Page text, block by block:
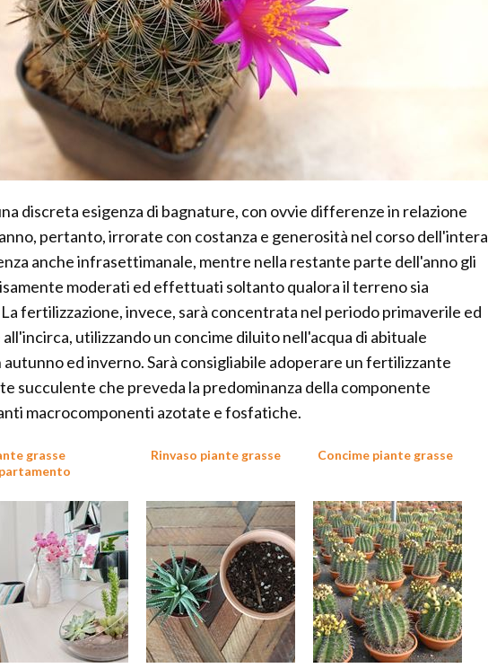
discreta esigenza di bagnature, con ovvie differenze in relazione
pertanto, irrorate con costanza e generosità nel corso dell'intera
anche infrasettimanale, mentre nella restante parte dell'anno gli
moderati ed effettuati soltanto qualora il terreno sia
fertilizzazione, invece, sarà concentrata nel periodo primaverile ed
utilizzando un concime diluito nell'acqua di abituale
ed inverno. Sarà consigliabile adoperare un fertilizzante
succulente che preveda la predominanza della componente
macrocomponenti azotate e fosfatiche.
grasse
Rinvaso piante grasse Concime piante grasse